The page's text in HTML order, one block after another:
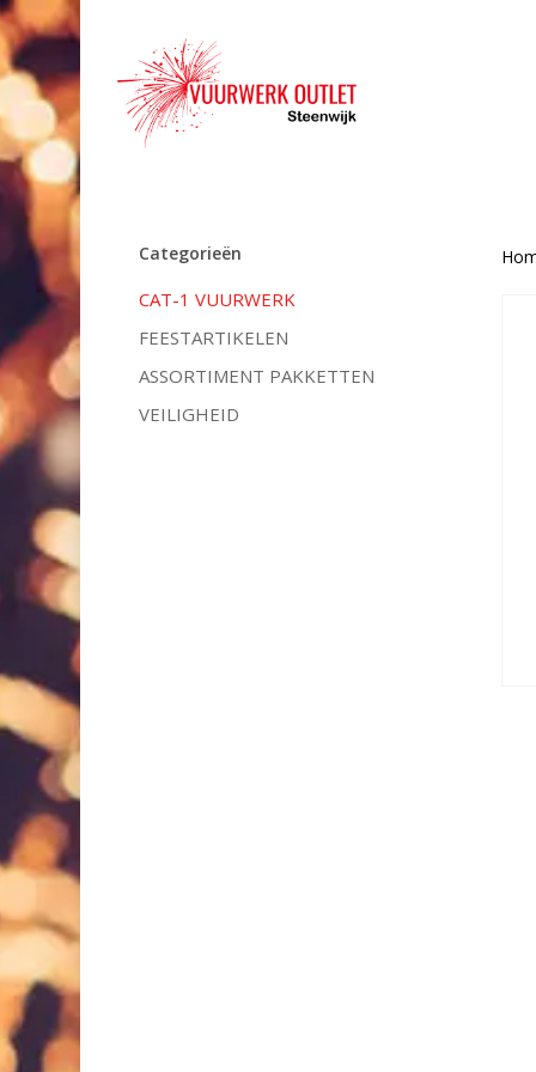
Skip
to
main
content
Categorieën
CAT-1 VUURWERK
FEESTARTIKELEN
ASSORTIMENT PAKKETTEN
VEILIGHEID